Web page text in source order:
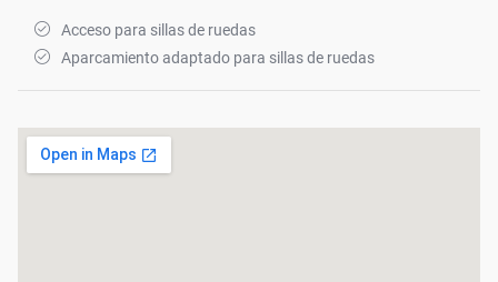
Acceso para sillas de ruedas
Aparcamiento adaptado para sillas de ruedas